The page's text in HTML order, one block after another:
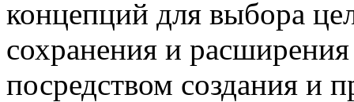
концепций для выбора
сохранения и
посредством создания и